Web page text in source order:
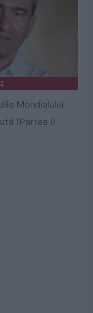
Mondialului
(Partea I)